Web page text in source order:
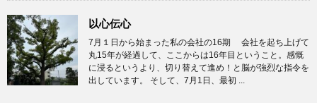
以心伝心
7月１日から始まった私の会社の16期 会社を起ち上げて
丸15年が経過して、ここからは16年目ということ。感慨
に浸るというより、切り替えて進め！と脳が強烈な指令を
出しています。 そして、7月1日、最初 ...